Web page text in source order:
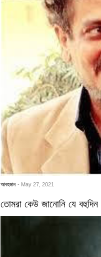
আবহমান - May 27, 2021
তোমরা কেউ জানোনি যে